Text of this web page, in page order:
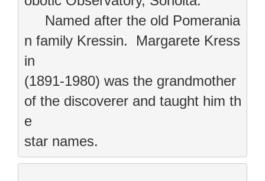
n family Kressin.  Margarete Kress
in
(1891-1980) was the grandmother
of the discoverer and taught him th
e
star names.